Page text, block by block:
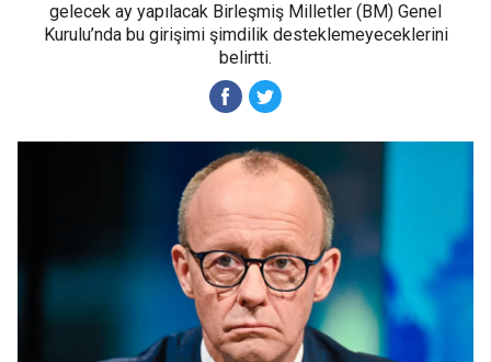
gelecek ay yapılacak Birleşmiş Milletler (BM) Genel
Kurulu’nda bu girişimi şimdilik desteklemeyeceklerini
belirtti.